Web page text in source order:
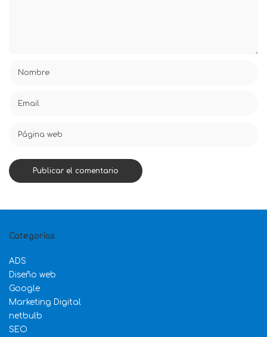
Categorías
ADS
Diseño web
Google
Marketing Digital
netbulb
SEO